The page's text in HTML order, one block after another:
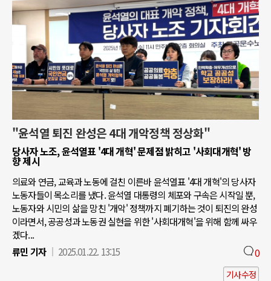
"윤석열 퇴진 완성은 4대 개악정책 정상화"
당사자 노조, 윤석열표 '4대 개혁' 문제점 밝히고 '사회대개혁' 방
향 제시
의료와 연금, 교육과 노동에 걸친 이른바 윤석열표 '4대 개혁'의 당사자
노동자들이 목소리를 냈다. 윤석열 대통령의 체포와 구속은 시작일 뿐,
노동자와 시민의 삶을 망친 '개악' 정책까지 폐기하는 것이 퇴진의 완성
이라면서, 공공성과 노동권 실현을 위한 '사회대개혁'을 위해 함께 싸우
겠다...
류민 기자
2025.01.22. 13:15 0
기사수정